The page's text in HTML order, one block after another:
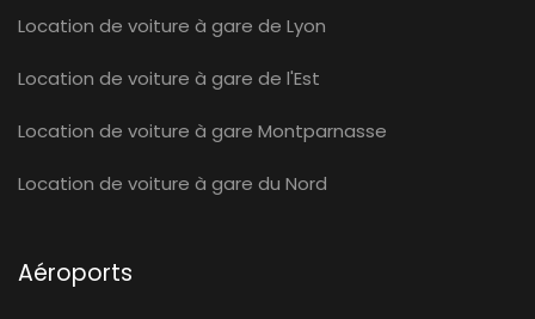
Location de voiture à gare de Lyon
Location de voiture à gare de l'Est
Location de voiture à gare Montparnasse
Location de voiture à gare du Nord
Aéroports